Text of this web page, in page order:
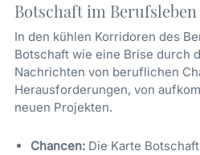
Botschaft im Berufsleben
In den kühlen Korridoren des
Botschaft wie eine Brise durch
Nachrichten von beruflichen
Herausforderungen, von
neuen Projekten.
Chancen: Die Karte